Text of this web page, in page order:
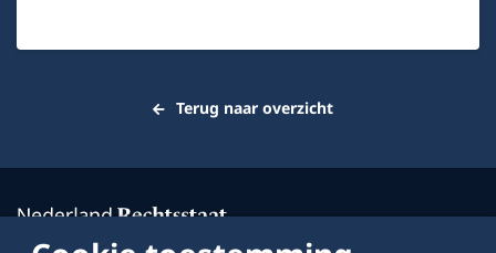
Terug naar overzicht